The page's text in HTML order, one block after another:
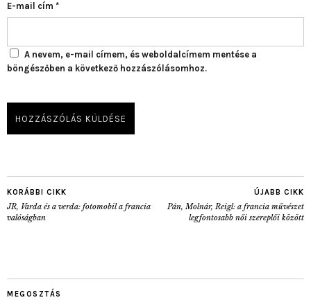
E-mail cím *
A nevem, e-mail címem, és weboldalcímem mentése a
böngészőben a következő hozzászólásomhoz.
KORÁBBI CIKK
JR, Varda és a verda: fotomobil a francia
valóságban
ÚJABB CIKK
Pán, Molnár, Reigl: a francia művészet
legfontosabb női szereplői között
MEGOSZTÁS